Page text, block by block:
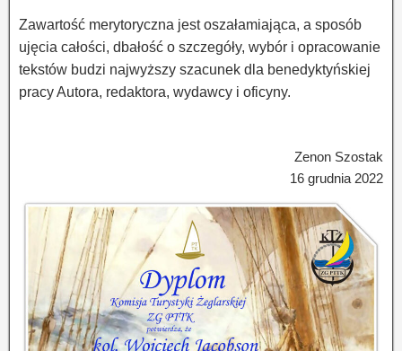
Zawartość merytoryczna jest oszałamiająca, a sposób
ujęcia całości, dbałość o szczegóły, wybór i opracowanie
tekstów budzi najwyższy szacunek dla benedyktyńskiej
pracy Autora, redaktora, wydawcy i oficyny.
Zenon Szostak
16 grudnia 2022